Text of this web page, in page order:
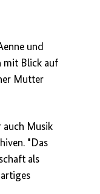
und
mit Blick auf
Mutter
auch Musik
"Das
als